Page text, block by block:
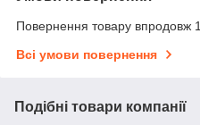
Повернення товару впродовж
Всі умови повернення
Подібні товари компанії